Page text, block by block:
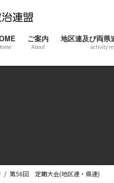
ご案内
About
地区連及び両県
activity
第56回 定期大会(地区連・県連)